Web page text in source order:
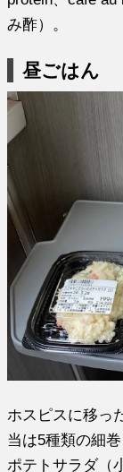
み酢）。
昼ごはん
ホスピスに移っ
当は5種類の細
ポテトサラダ（